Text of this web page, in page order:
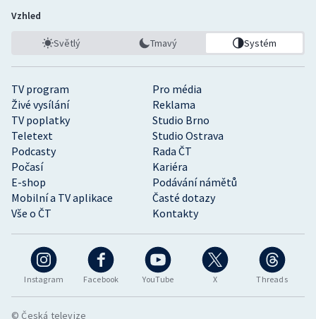
Instagram Facebook YouTube X Threads
TV program
Pro média
Živé vysílání
Reklama
TV poplatky
Studio Brno
Teletext
Studio Ostrava
Podcasty
Rada ČT
Počasí
Kariéra
E-shop
Podávání námětů
Mobilní a TV aplikace
Časté dotazy
Vše o ČT
Kontakty
Vzhled
Světlý Tmavý Systém
© Česká televize